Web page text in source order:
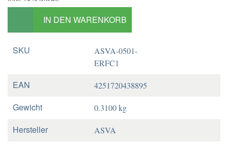
IN DEN WARENKORB
SKU
ASVA-0501-
ERFC1
EAN 4251720438895
Gewicht 0.3100 kg
Hersteller ASVA